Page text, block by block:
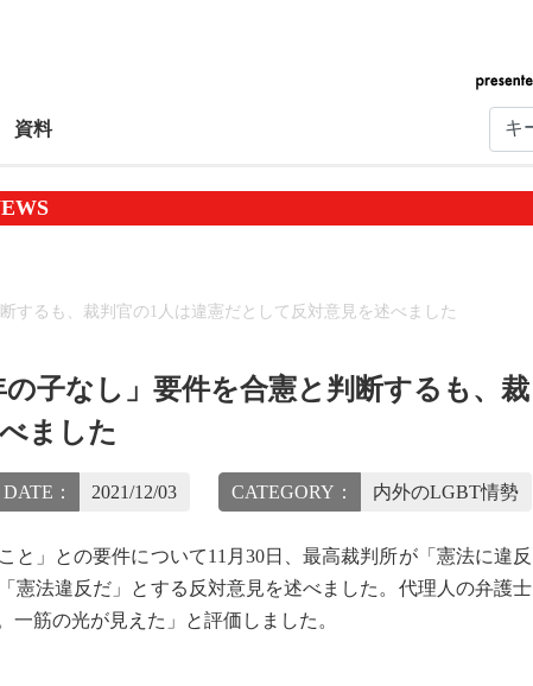
資料
するも、裁判官の1人は違憲だとして反対意見を述べました
子なし」要件を合憲と判断するも、裁
ました
DATE： 2021/12/03 CATEGORY： 内外のLGBT情勢
」との要件について11月30日、最高裁判所が「憲法に違反
憲法違反だ」とする反対意見を述べました。代理人の弁護士
筋の光が見えた」と評価しました。